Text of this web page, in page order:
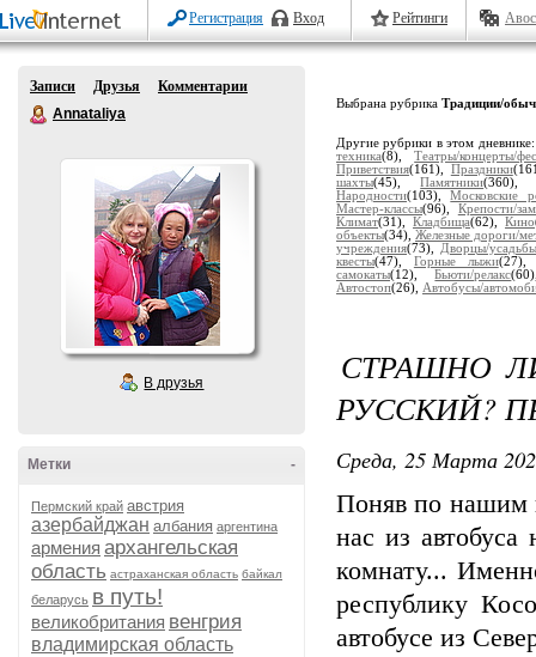
Регистрация Вход Рейтинги
Записи Друзья
Комментарии
Annataliya
В друзья
-
Метки
Пермский край австрия
азербайджан албания аргентина
армения архангельская
область астраханская область байкал
беларусь в путь!
великобритания венгрия
владимирская область
Выбрана рубрика Традиции/
Другие рубрики в этом
техника(8),Театры/концерты/
Приветствия(161), Праздники
шахты(45),Памятники
Народности(103),Московские
Мастер-классы(96), Крепости/
Климат(31), Кладбища(62), Кино
объекты(34), Железные дороги/
учреждения(73), Дворцы/усадьбы
квесты(47), Горные лыжи
самокаты(12),Бьюти/релакс
Автостоп(26), Автобусы/
СТРАШНО
РУССКИЙ?
Среда, 25 Марта
Поняв по нашим
нас из
комнату...
республику
автобусе из